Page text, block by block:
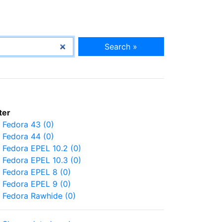
Search »
Fedora 43 (0)
Fedora 44 (0)
Fedora EPEL 10.2 (0)
Fedora EPEL 10.3 (0)
Fedora EPEL 8 (0)
Fedora EPEL 9 (0)
Fedora Rawhide (0)